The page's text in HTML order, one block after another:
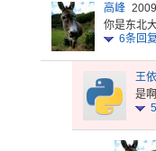
高峰
你是东北
6条回复
王
是
5